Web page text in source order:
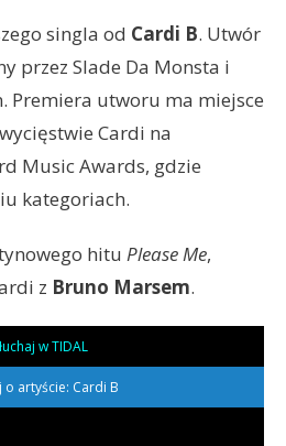
singla od Cardi B. Utwór
przez Slade Da Monsta i
Premiera utworu ma miejsce
Cardi na
Music Awards, gdzie
kategoriach.
hitu Please Me,
z Bruno Marsem.
w TIDAL
o artyście: Cardi B